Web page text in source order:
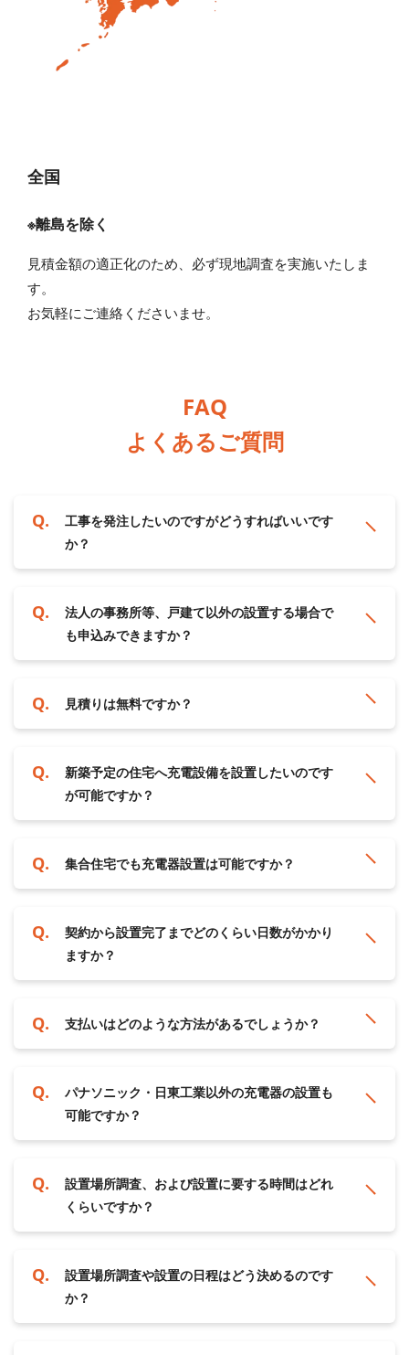
全国
※離島を除く
見積金額の適正化のため、必ず現地調査を実施いたしま
す。
お気軽にご連絡くださいませ。
FAQ
よくあるご質問
工事を発注したいのですがどうすればいいです
か？
法人の事務所等、戸建て以外の設置する場合で
も申込みできますか？
見積りは無料ですか？
新築予定の住宅へ充電設備を設置したいのです
が可能ですか？
集合住宅でも充電器設置は可能ですか？
契約から設置完了までどのくらい日数がかかり
ますか？
支払いはどのような方法があるでしょうか？
パナソニック・日東工業以外の充電器の設置も
可能ですか？
設置場所調査、および設置に要する時間はどれ
くらいですか？
設置場所調査や設置の日程はどう決めるのです
か？